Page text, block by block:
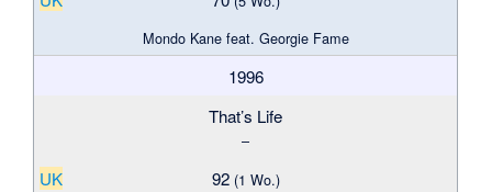
Mondo Kane feat. Georgie Fame
1996
That’s Life
–
UK 92 (1 Wo.)